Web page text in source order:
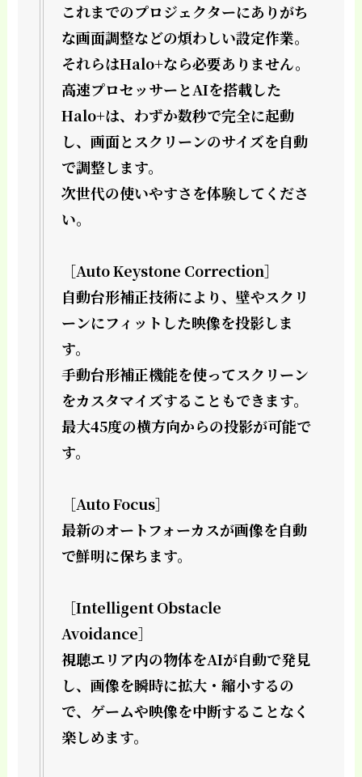
これまでのプロジェクターにありがち
な画面調整などの煩わしい設定作業。
それらはHalo+なら必要ありません。
高速プロセッサーとAIを搭載した
Halo+は、わずか数秒で完全に起動
し、画面とスクリーンのサイズを自動
で調整します。
次世代の使いやすさを体験してくださ
い。
［Auto Keystone Correction］
自動台形補正技術により、壁やスクリ
ーンにフィットした映像を投影しま
す。
手動台形補正機能を使ってスクリーン
をカスタマイズすることもできます。
最大45度の横方向からの投影が可能で
す。
［Auto Focus］
最新のオートフォーカスが画像を自動
で鮮明に保ちます。
［Intelligent Obstacle
Avoidance］
視聴エリア内の物体をAIが自動で発見
し、画像を瞬時に拡大・縮小するの
で、ゲームや映像を中断することなく
楽しめます。